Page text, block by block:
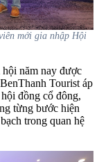
mới gia nhập Hội
năm nay được
Tourist áp
đồng cổ đông,
từng bước hiện
trong quan hệ